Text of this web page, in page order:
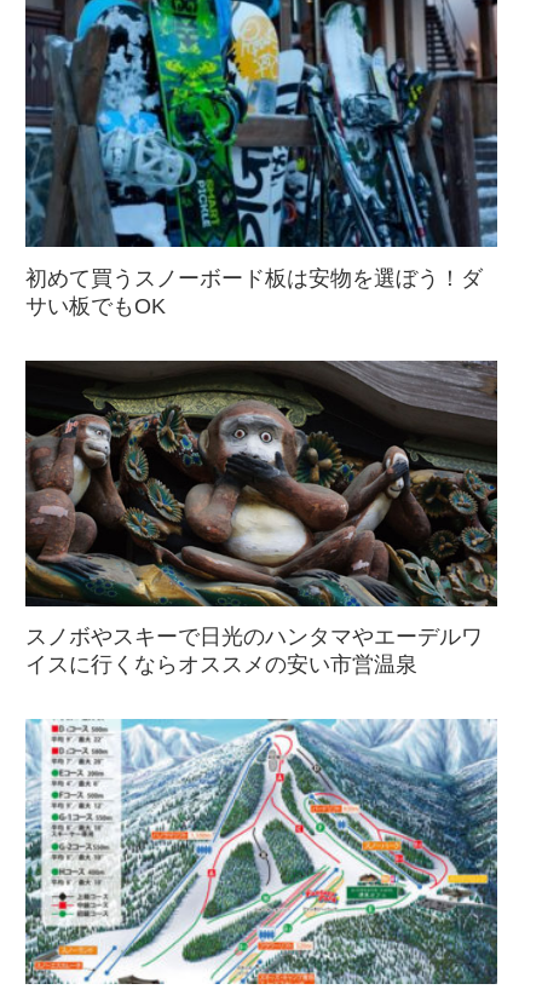
初めて買うスノーボード板は安物を選ぼう！ダ
サい板でもOK
スノボやスキーで日光のハンタマやエーデルワ
イスに行くならオススメの安い市営温泉